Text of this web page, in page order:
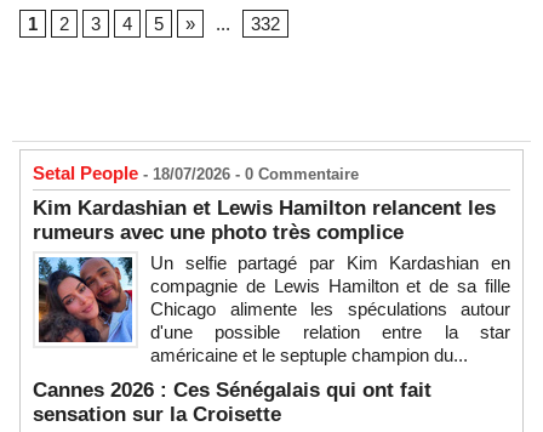
1
2 3 4 5 » ... 332
Setal People - 18/07/2026 - 0 Commentaire
Kim Kardashian et Lewis Hamilton relancent les
rumeurs avec une photo très complice
Un selfie partagé par Kim Kardashian en
compagnie de Lewis Hamilton et de sa fille
Chicago alimente les spéculations autour
d'une possible relation entre la star
américaine et le septuple champion du...
Cannes 2026 : Ces Sénégalais qui ont fait
sensation sur la Croisette